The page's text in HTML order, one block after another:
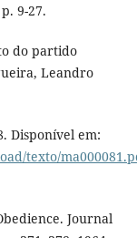
9-27.
do partido
Leandro
Disponível em:
texto/
Journal